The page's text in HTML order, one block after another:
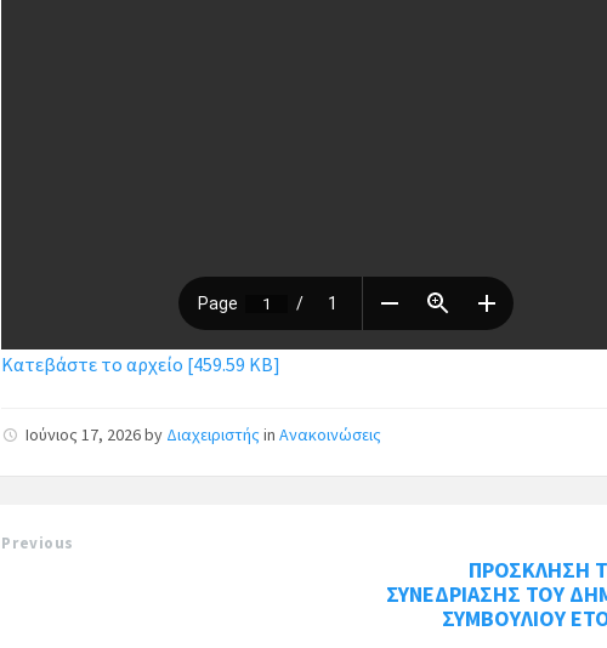
Κατεβάστε το αρχείο [459.59 KB]
Ιούνιος 17, 2026by Διαχειριστής inΑνακοινώσεις
Previous
ΠΡΟΣΚΛΗΣΗ
ΣΥΝΕΔΡΙΑΣΗΣ ΤΟΥ
ΣΥΜΒΟΥΛΙΟΥ